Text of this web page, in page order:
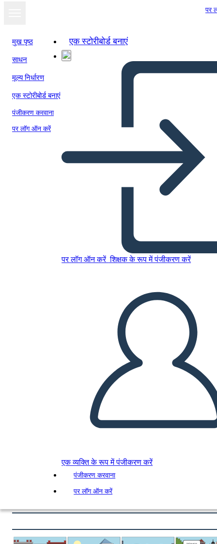
पर
मुख पृष्ठ
साधन
मूल्य निर्धारण
एक स्टोरीबोर्ड बनाएं
पंजीकरण करवाना
पर लॉग ऑन करें
एक स्टोरीबोर्ड बनाएं
पर लॉग ऑन करें शिक्षक के रूप में पंजीकरण करें
एक व्यक्ति के रूप में पंजीकरण करें
पंजीकरण करवाना
पर लॉग ऑन करें
इस स्टोरीबोर्ड को कॉपी करें
मुझे पढ़कर सुनाओ
स्लाइड शो के रूप में
देखें